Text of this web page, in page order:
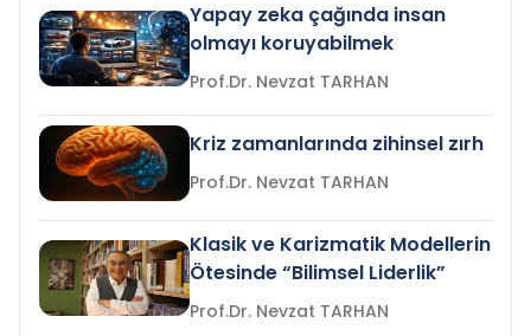
Yapay zeka çağında insan
olmayı koruyabilmek
Prof.Dr. Nevzat TARHAN
Kriz zamanlarında zihinsel zırh
Prof.Dr. Nevzat TARHAN
Klasik ve Karizmatik Modellerin
Ötesinde “Bilimsel Liderlik”
Prof.Dr. Nevzat TARHAN